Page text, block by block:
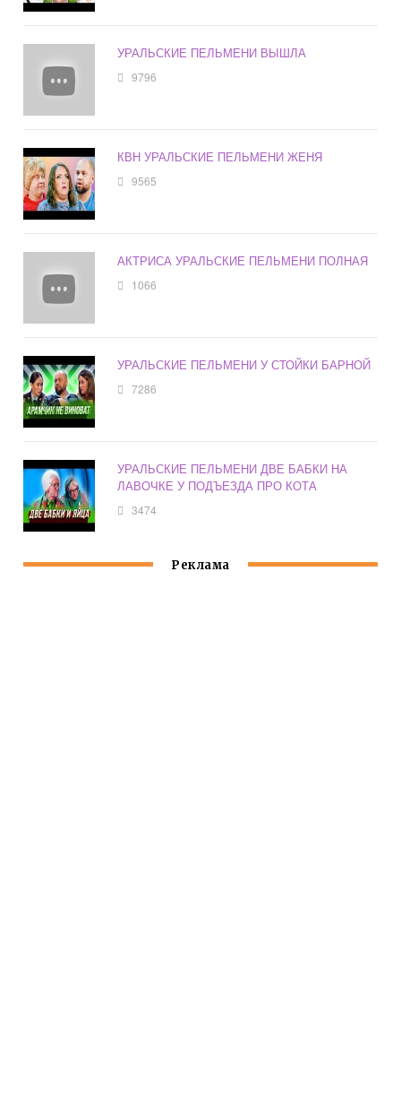
УРАЛЬСКИЕ ПЕЛЬМЕНИ ВЫШЛА
9796
КВН УРАЛЬСКИЕ ПЕЛЬМЕНИ ЖЕНЯ
9565
АКТРИСА УРАЛЬСКИЕ ПЕЛЬМЕНИ ПОЛНАЯ
1066
УРАЛЬСКИЕ ПЕЛЬМЕНИ У СТОЙКИ БАРНОЙ
7286
УРАЛЬСКИЕ ПЕЛЬМЕНИ ДВЕ БАБКИ НА
ЛАВОЧКЕ У ПОДЪЕЗДА ПРО КОТА
3474
Реклама